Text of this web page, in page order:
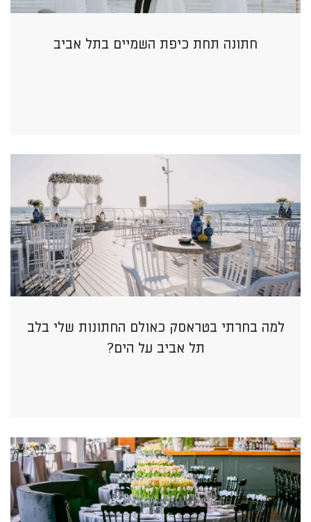
חתונה תחת כיפת השמיים בתל אביב
למה בחרתי בטראסק כאולם החתונות שלי בלב
תל אביב על הים?